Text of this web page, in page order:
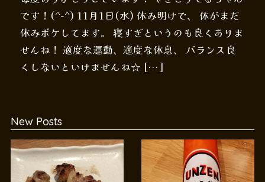
です！(^-^) 11月1日(水) 休み明けで、 体がまだ
休みボケしてます。 寝すぎというのも良くありま
せんね！ 適度な運動、適度な休息、 バランス良
くしないといけませんね☆ […]
New Posts